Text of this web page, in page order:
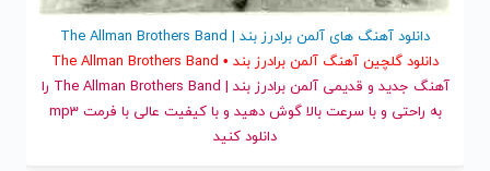
دانلود آهنگ های آلمن برادرز بند | The Allman Brothers Band
دانلود گلچین آهنگ آلمن برادرز بند • The Allman Brothers Band
آهنگ جدید
و قدیمی آلمن برادرز بند | The Allman Brothers Band را
به راحتی و با سرعت بالا گوش دهید و با کیفیت عالی با فرمت mp3
دانلود کنید